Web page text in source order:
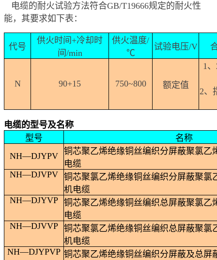
电缆的耐火试验方法符合GB/T19666规定的耐火性
能，其要求如下表：
代号
供火时间 +冷却时
间/min
供火温度/
℃
试验电压/V
N 90+15 750~800 额定值
1 、
2、
电缆的型号及名称
型号
名称
NH—DJYPV 铜芯聚乙烯绝缘铜丝编织分屏蔽聚氯乙
电缆
NH—DJVPV 铜芯聚氯乙烯绝缘铜丝编织分屏蔽聚氯
机电缆
NH—DJYVP 铜芯聚乙烯绝缘铜丝编织总屏蔽聚氯乙
电缆
NH—DJVVP 铜芯聚氯乙烯绝缘铜丝编织总屏蔽聚氯
机电缆
NH—DJYPVP 铜芯聚乙烯绝缘铜丝编织分屏蔽及总屏